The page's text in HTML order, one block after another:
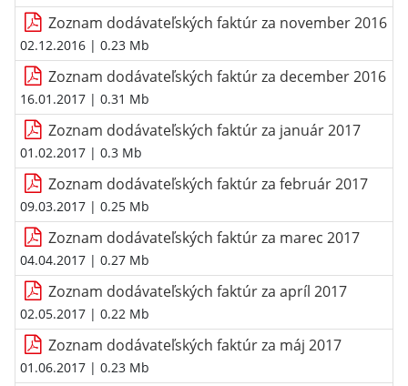
Zoznam dodávateľských faktúr za november 2016
02.12.2016 | 0.23 Mb
Zoznam dodávateľských faktúr za december 2016
16.01.2017 | 0.31 Mb
Zoznam dodávateľských faktúr za január 2017
01.02.2017 | 0.3 Mb
Zoznam dodávateľských faktúr za február 2017
09.03.2017 | 0.25 Mb
Zoznam dodávateľských faktúr za marec 2017
04.04.2017 | 0.27 Mb
Zoznam dodávateľských faktúr za apríl 2017
02.05.2017 | 0.22 Mb
Zoznam dodávateľských faktúr za máj 2017
01.06.2017 | 0.23 Mb